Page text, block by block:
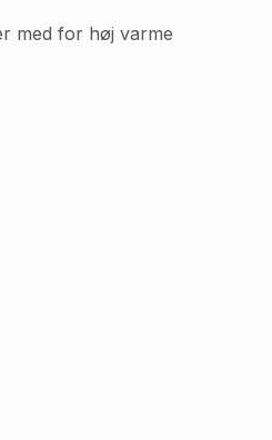
med for høj varme